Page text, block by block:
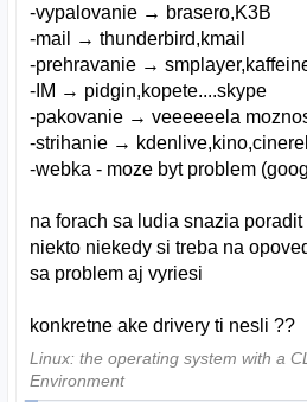
-vypalovanie → brasero,K3B
-mail → thunderbird,kmail
-prehravanie →
-IM → pidgin,kopete....skype
-pakovanie → veeeeeela
-strihanie →
-webka - moze byt problem
na forach sa ludia snazia
niekto niekedy si treba na
sa problem aj vyriesi
konkretne ake drivery ti nesli ??
Linux: the operating system with a
Environment